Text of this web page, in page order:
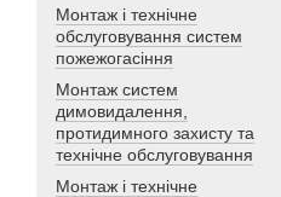
Монтаж і технічне
обслуговування систем
пожежогасіння
Монтаж систем
димовидалення,
протидимного захисту та
технічне обслуговування
Монтаж і технічне